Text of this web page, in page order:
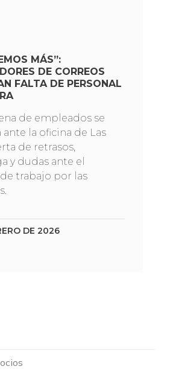
MÁS”:
DE CORREOS
FALTA DE PERSONAL
de empleados se
la oficina de Las
de retrasos,
y dudas ante el
trabajo por las
DE 2026